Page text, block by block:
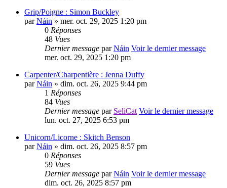
Grip/Poigne : Simon Buckley
parNáin » mer. oct. 29, 2025 1:20 pm
0 Réponses
48 Vues
Dernier message parNáin Voir le dernier message
mer. oct. 29, 2025 1:20 pm
Carpenter/Charpentière : Jenna Duffy
parNáin » dim. oct. 26, 2025 9:44 pm
1 Réponses
84 Vues
Dernier message par SeliCat Voir le dernier message
lun. oct. 27, 2025 6:53 pm
Unicorn/Licorne : Skitch Benson
parNáin » dim. oct. 26, 2025 8:57 pm
0 Réponses
59 Vues
Dernier message parNáin Voir le dernier message
dim. oct. 26, 2025 8:57 pm